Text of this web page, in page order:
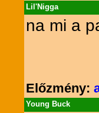
Lil'Nigga
na mi a
Előzmény:
Young Buck